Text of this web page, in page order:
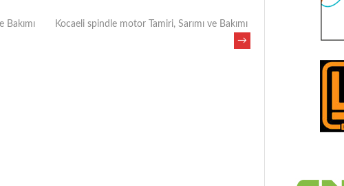
Bakımı
Kocaeli spindle motor Tamiri, Sarımı ve Bakımı
→